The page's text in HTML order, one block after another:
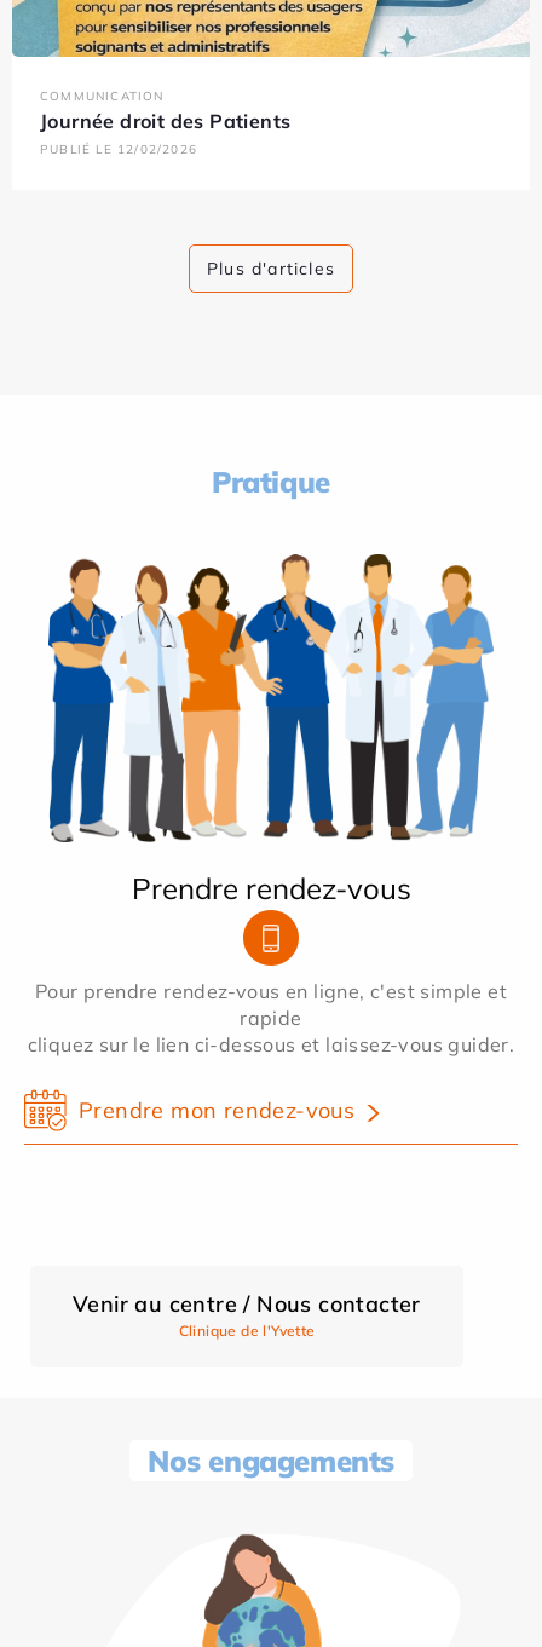
COMMUNICATION
Journée droit des Patients
PUBLIÉ LE 12/02/2026
Plus d'articles
Pratique
Prendre rendez-vous
Pour prendre rendez-vous en ligne, c'est simple et
rapide
cliquez sur le lien ci-dessous et laissez-vous guider.
Prendre mon rendez-vous
Venir au centre / Nous contacter
Clinique de l'Yvette
Nos engagements